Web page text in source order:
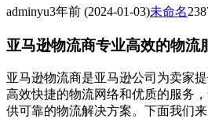
adminyu3年前 (2024-01-03)未命名
亚马逊物流商专业高效的物流
亚马逊物流商是亚马逊公司为卖家
高效快捷的物流网络和优质的服务
供可靠的物流解决方案。下面我们